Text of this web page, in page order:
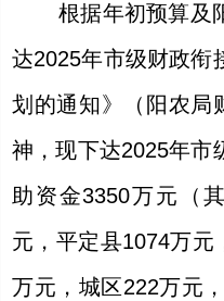
根据年初预算及
达2025年市级财政衔
划的通知》（阳农局
神，现下达2025年市
助资金3350万元（
元，平定县1074万元
万元，城区222万元